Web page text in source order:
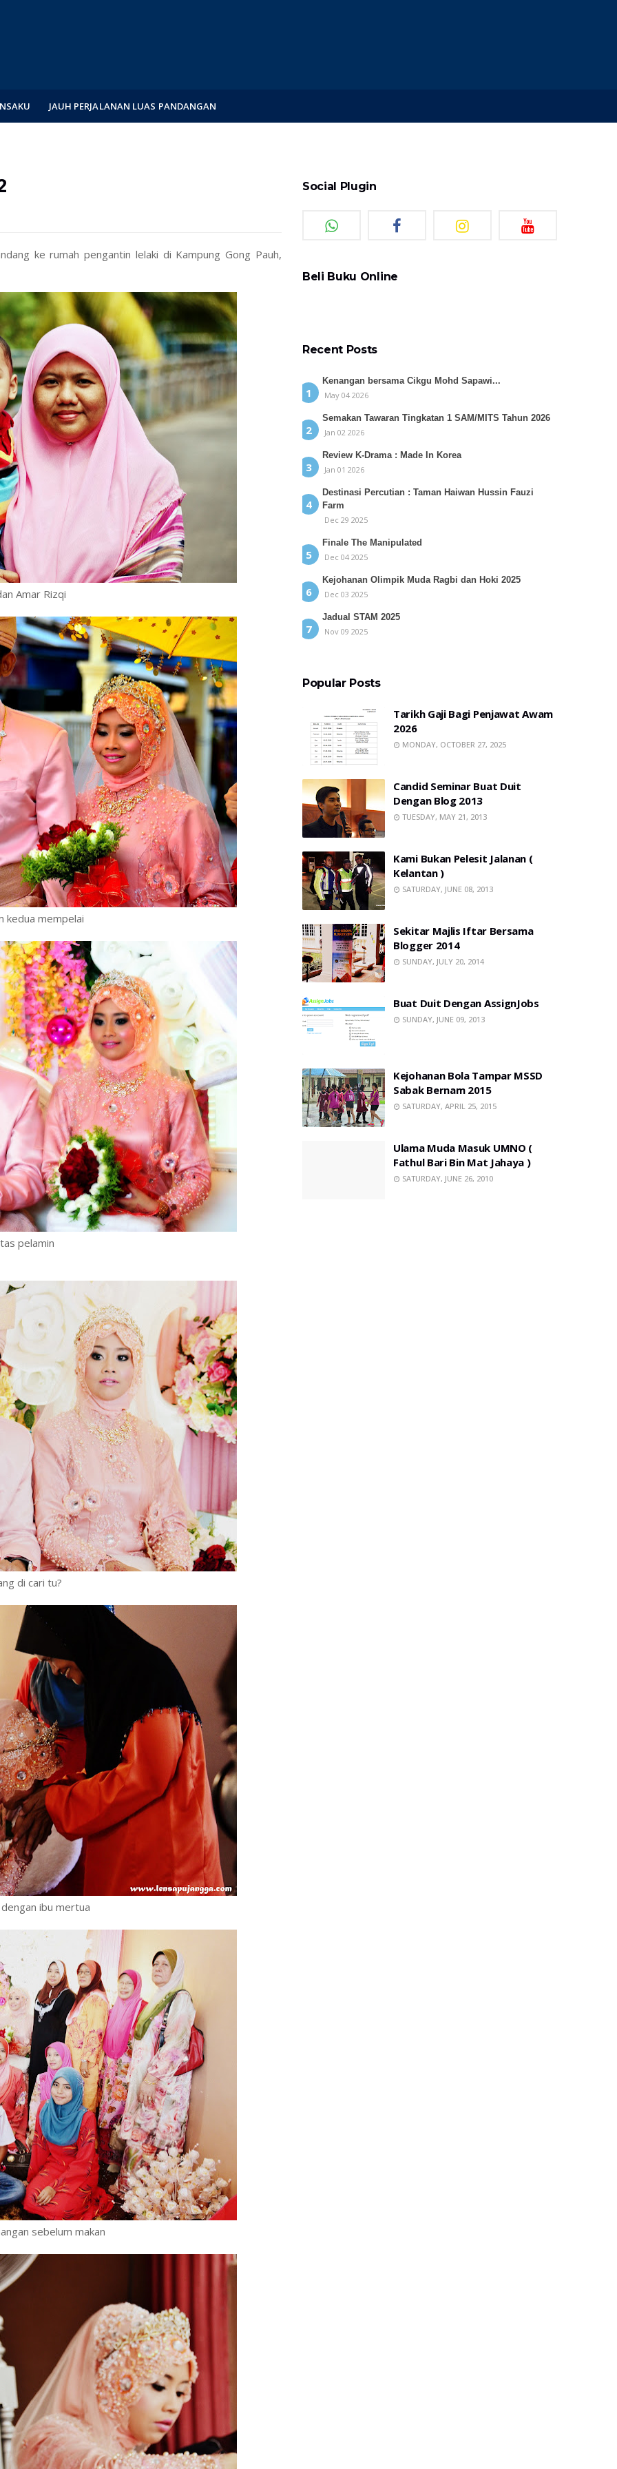
JAUH PERJALANAN LUAS PANDANGAN
ke rumah pengantin lelaki di Kampung Gong Pauh,
Amar Rizqi
kedua mempelai
pelamin
di cari tu?
ibu mertua
sebelum makan
Social Plugin
Beli Buku Online
Recent Posts
Kenangan bersama Cikgu Mohd Sapawi...
May 04 2026
Semakan Tawaran Tingkatan 1 SAM/MITS Tahun 2026
Jan 02 2026
Review K-Drama : Made In Korea
Jan 01 2026
Destinasi Percutian : Taman Haiwan Hussin Fauzi
Farm
Dec 29 2025
Finale The Manipulated
Dec 04 2025
Kejohanan Olimpik Muda Ragbi dan Hoki 2025
Dec 03 2025
Jadual STAM 2025
Nov 09 2025
Popular Posts
Tarikh Gaji Bagi Penjawat Awam
2026
MONDAY, OCTOBER 27, 2025
Candid Seminar Buat Duit
Dengan Blog 2013
TUESDAY, MAY 21, 2013
Kami Bukan Pelesit Jalanan (
Kelantan )
SATURDAY, JUNE 08, 2013
Sekitar Majlis Iftar Bersama
Blogger 2014
SUNDAY, JULY 20, 2014
Buat Duit Dengan AssignJobs
SUNDAY, JUNE 09, 2013
Kejohanan Bola Tampar MSSD
Sabak Bernam 2015
SATURDAY, APRIL 25, 2015
Ulama Muda Masuk UMNO (
Fathul Bari Bin Mat Jahaya )
SATURDAY, JUNE 26, 2010